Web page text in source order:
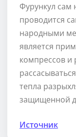
Фурункул сам
проводится
народными
является
компрессов
тепла
защищенной
Источник